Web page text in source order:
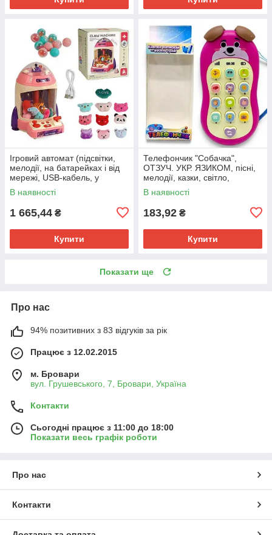
Ігровий автомат (підсвітки,
мелодії, на батарейках і від
мережі, USB-кабель, у
коробці)
В наявності
1 665,44 ₴
Купити
Телефончик "Собачка",
ОТЗУЧ. УКР. ЯЗИКОМ, пісні,
мелодії, казки, світло,
скоромовки, колісні, загадки,
у коробці (рожевий)
В наявності
183,92 ₴
Купити
Показати ще
Про нас
94% позитивних з 83 відгуків за рік
Працює з 12.02.2015
м. Бровари
вул. Грушевського, 7, Бровари, Україна
Контакти
Сьогодні працює з 11:00 до 18:00
Показати весь графік роботи
Про нас
Контакти